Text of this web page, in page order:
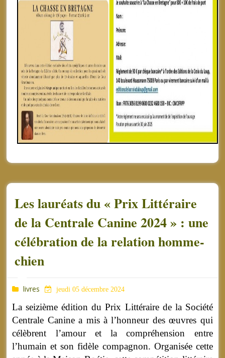
Les lauréats du « Prix Littéraire
de la Centrale Canine 2024 » : une
célébration de la relation homme-
chien
livres jeudi 05 décembre 2024
La seizième édition du Prix Littéraire de la Société
Centrale Canine a mis à l’honneur des œuvres qui
célèbrent l’amour et la compréhension entre
l’humain et son fidèle compagnon. Organisée cette